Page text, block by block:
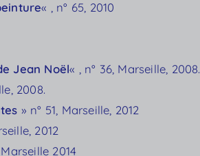
« , n° 65, 2010
Jean Noël« , n° 36, Marseille, 2008.
2008.
» n° 51, Marseille, 2012
2012
2014